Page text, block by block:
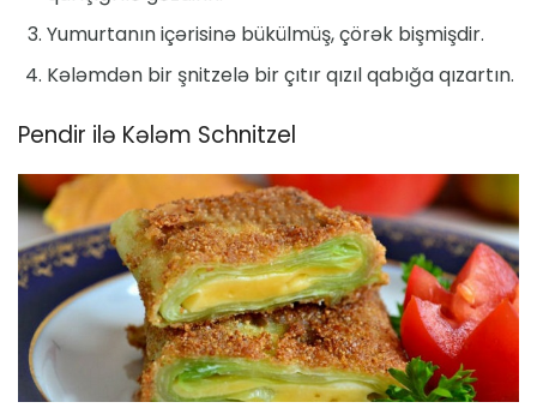
Yumurtanın içərisinə bükülmüş, çörək bişmişdir.
Kələmdən bir şnitzelə bir çıtır qızıl qabığa qızartın.
Pendir ilə Kələm Schnitzel